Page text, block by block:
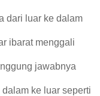
dari luar ke dalam
ibarat menggali
jawabnya
ke luar seperti